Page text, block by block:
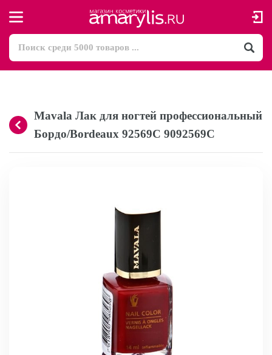
Mavala Лак для ногтей профессиональный
Бордо/Bordeaux 92569C 9092569C